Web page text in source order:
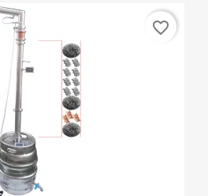
favorite_border